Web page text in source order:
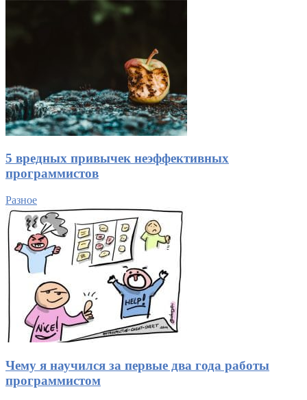
5 вредных привычек неэффективных
программистов
Разное
Чему я научился за первые два года работы
программистом